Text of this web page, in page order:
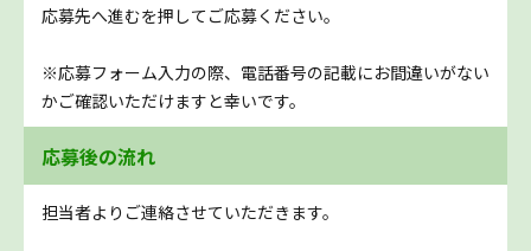
応募先へ進むを押してご応募ください。
※応募フォーム入力の際、電話番号の記載にお間違いがない
かご確認いただけますと幸いです。
応募後の流れ
担当者よりご連絡させていただきます。